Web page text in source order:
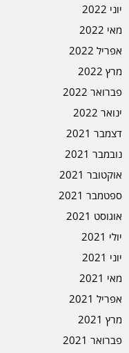
יוני 2022
מאי 2022
אפריל 2022
מרץ 2022
פברואר 2022
ינואר 2022
דצמבר 2021
נובמבר 2021
אוקטובר 2021
ספטמבר 2021
אוגוסט 2021
יולי 2021
יוני 2021
מאי 2021
אפריל 2021
מרץ 2021
פברואר 2021